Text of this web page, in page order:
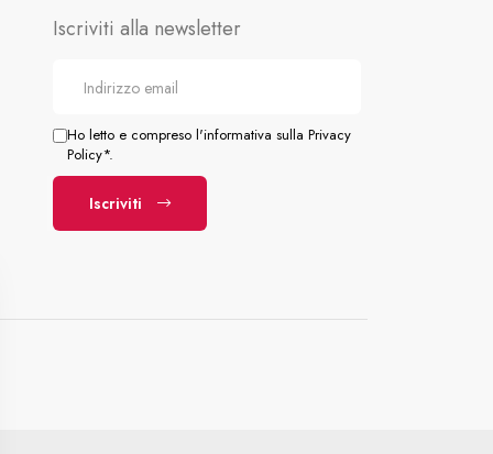
Iscriviti alla newsletter
Ho letto e compreso l'informativa sulla Privacy
Policy*.
Iscriviti